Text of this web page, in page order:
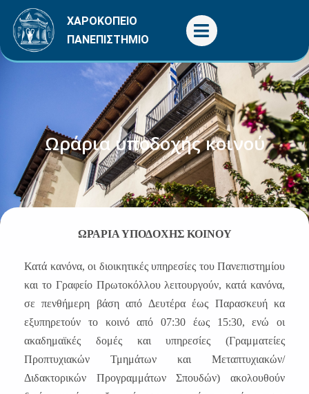
Μετάβαση
στο
περιεχόμενο
ΧΑΡΟΚΟΠΕΙΟ
ΠΑΝΕΠΙΣΤΗΜΙΟ
Ωράρια υποδοχής κοινού
ΩΡΑΡΙΑ ΥΠΟΔΟΧΗΣ ΚΟΙΝΟΥ
Κατά κανόνα, οι διοικητικές υπηρεσίες του Πανεπιστημίου
και το Γραφείο Πρωτοκόλλου λειτουργούν, κατά κανόνα,
σε πενθήμερη βάση από Δευτέρα έως Παρασκευή κα
εξυπηρετούν το κοινό από 07:30 έως 15:30, ενώ οι
ακαδημαϊκές δομές και υπηρεσίες (Γραμματείες
Προπτυχιακών Τμημάτων και Μεταπτυχιακών/
Διδακτορικών Προγραμμάτων Σπουδών) ακολουθούν